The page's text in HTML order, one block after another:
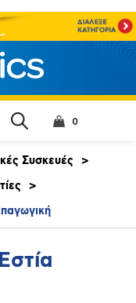
0
Συσκευές
>
>